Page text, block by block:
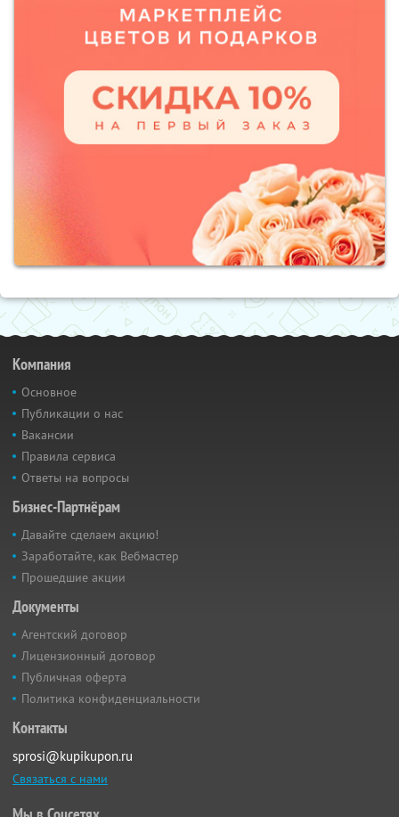
Компания
Основное
Публикации о нас
Вакансии
Правила сервиса
Ответы на вопросы
Бизнес-Партнёрам
Давайте сделаем акцию!
Заработайте, как Вебмастер
Прошедшие акции
Документы
Агентский договор
Лицензионный договор
Публичная оферта
Политика конфиденциальности
Контакты
sprosi@kupikupon.ru
Связаться с нами